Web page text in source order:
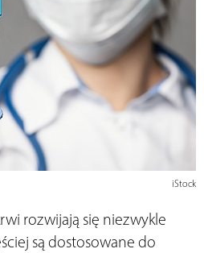
iStock
rozwijają się niezwykle
są dostosowane do